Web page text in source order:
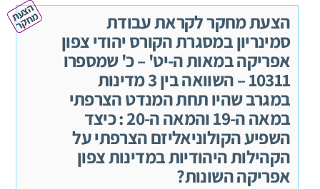
הצעת מחקר לקראת עבודת
סמינריון במסגרת הקורס יהודי צפון
אפריקה במאות ה-יט' – כ' שמספרו
10311 – השוואה בין 3 מדינות
במגרב שהיו תחת המנדט הצרפתי
במאה ה-19 והמאה ה-20 : כיצד
השפיע הקולוניאליזם הצרפתי על
הקהילות היהודיות במדינות צפון
אפריקה השונות?
ה
צ
ע
ת מ
ח
ק
ר